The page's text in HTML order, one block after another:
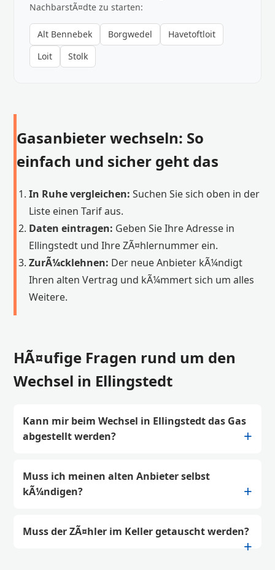
NachbarstÃ¤dte zu starten:
Alt Bennebek Borgwedel
Havetoftloit
Loit
Stolk
Gasanbieter wechseln: So
einfach und sicher geht das
In Ruhe vergleichen: Suchen Sie sich oben in der
Liste einen Tarif aus.
Daten eintragen: Geben Sie Ihre Adresse in
Ellingstedt und Ihre ZÃ¤hlernummer ein.
ZurÃ¼cklehnen: Der neue Anbieter kÃ¼ndigt
Ihren alten Vertrag und kÃ¼mmert sich um alles
Weitere.
HÃ¤ufige Fragen rund um den
Wechsel in Ellingstedt
Kann mir beim Wechsel in Ellingstedt das Gas
abgestellt werden?
Muss ich meinen alten Anbieter selbst
kÃ¼ndigen?
Muss der ZÃ¤hler im Keller getauscht werden?